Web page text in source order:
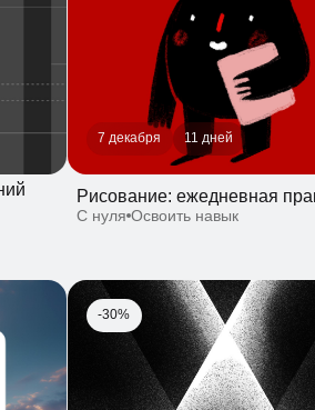
Рисование: ежедневная практика
Освоить навык
Копилот цифрового брендинга
С опытом Освоить навык
-30%
1 октября 4.5 месяца